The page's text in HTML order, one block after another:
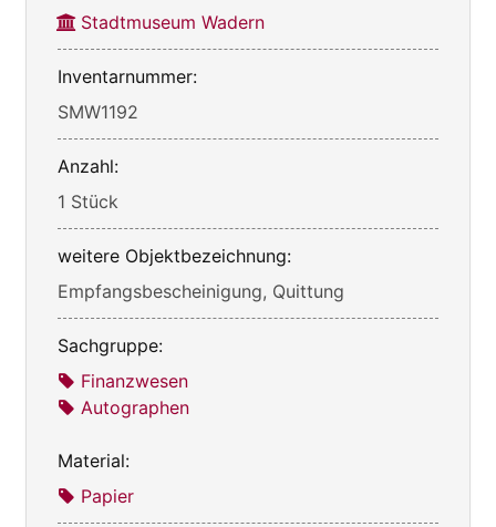
Stadtmuseum Wadern
Inventarnummer:
SMW1192
Anzahl:
1 Stück
weitere Objektbezeichnung:
Empfangsbescheinigung, Quittung
Sachgruppe:
Finanzwesen
Autographen
Material:
Papier